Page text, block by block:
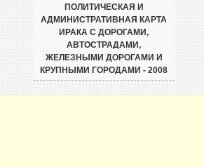
ПОЛИТИЧЕСКАЯ И
АДМИНИСТРАТИВНАЯ КАРТА
ИРАКА С ДОРОГАМИ,
АВТОСТРАДАМИ,
ЖЕЛЕЗНЫМИ ДОРОГАМИ И
КРУПНЫМИ ГОРОДАМИ - 2008